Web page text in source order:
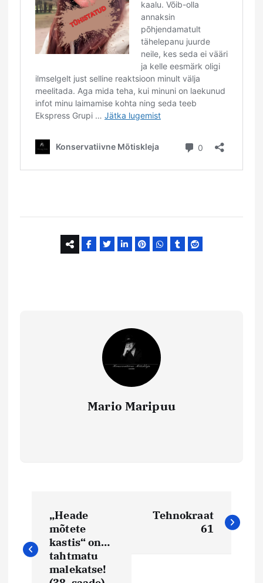
Mario Maripuu
a
v
„Heade
mõtete
kastis“ on…
tahtmatu
malekatse!
Tehnokraat
61